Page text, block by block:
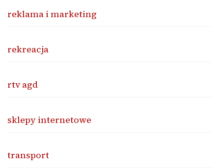
reklama i marketing
rekreacja
rtv agd
sklepy internetowe
transport